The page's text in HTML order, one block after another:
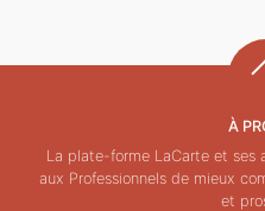
À
La plate-forme LaCarte et ses
aux Professionnels de mieux
et